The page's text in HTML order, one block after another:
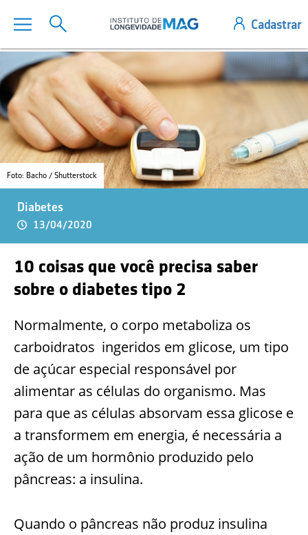
Foto: Bacho / Shutterstock
Diabetes
13/04/2020
10 coisas que você precisa saber
sobre o diabetes tipo 2
Normalmente, o corpo metaboliza os
carboidratos ingeridos em glicose, um tipo
de açúcar especial responsável por
alimentar as células do organismo. Mas
para que as células absorvam essa glicose e
a transformem em energia, é necessária a
ação de um hormônio produzido pelo
pâncreas: a insulina.
Quando o pâncreas não produz insulina